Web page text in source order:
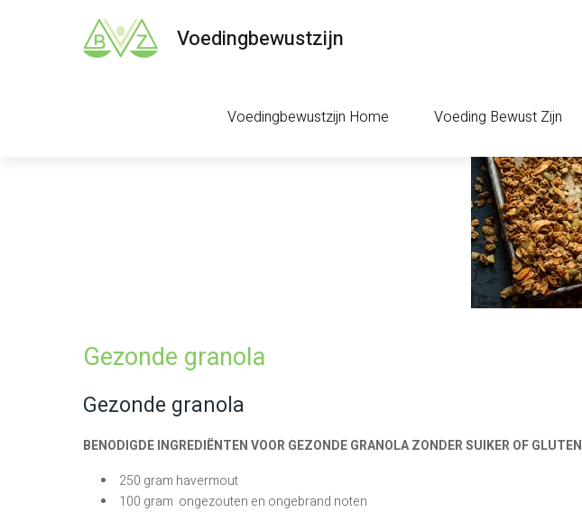
Voedingbewustzijn
Voedingbewustzijn Home Voeding Bewust Zijn
Gezonde granola
Gezonde granola
BENODIGDE INGREDIËNTEN VOOR GEZONDE GRANOLA ZONDER SUIKER OF GLUTEN
250 gram havermout
100 gram ongezouten en ongebrand noten